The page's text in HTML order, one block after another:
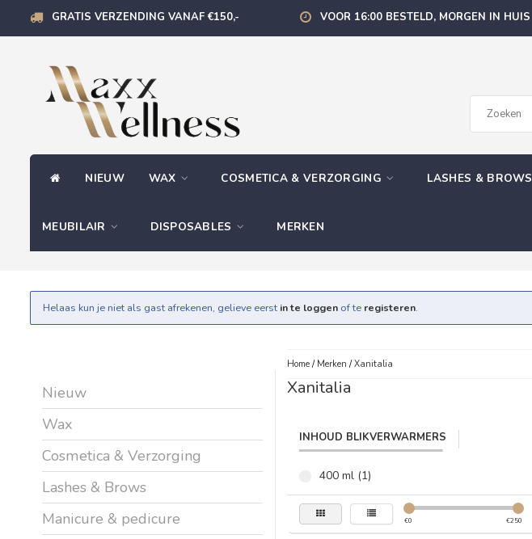
GRATIS VERZENDING VANAF €150,- VOOR 16:00 BESTELD, MORGEN IN HUIS
NIEUW WAX COSMETICA & VERZORGING LASHES & BROWS
MEUBILAIR DISPOSABLES MERKEN
Helaas kun je niet als gast afrekenen, gelieve eerst in te loggen of te registeren.
Nieuw
Wax
Cosmetica & Verzorging
Lashes & Brows
Manicure & pedicure
Home/ Merken /Xanitalia
Xanitalia
INHOUD BLIKVERWARMERS
400 ml (1)
€0 €250